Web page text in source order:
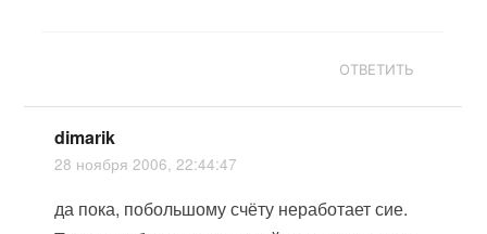
ОТВЕТИТЬ
dimarik
28 ноября 2006, 22:44:47
да пока, побольшому счёту неработает сие.